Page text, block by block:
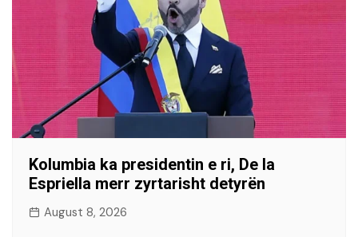
Kolumbia ka presidentin e ri, De la
Espriella merr zyrtarisht detyrën
August 8, 2026